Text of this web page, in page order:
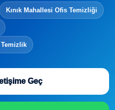
Kınık Mahallesi Ofis Temizliği
Temizlik
Geç